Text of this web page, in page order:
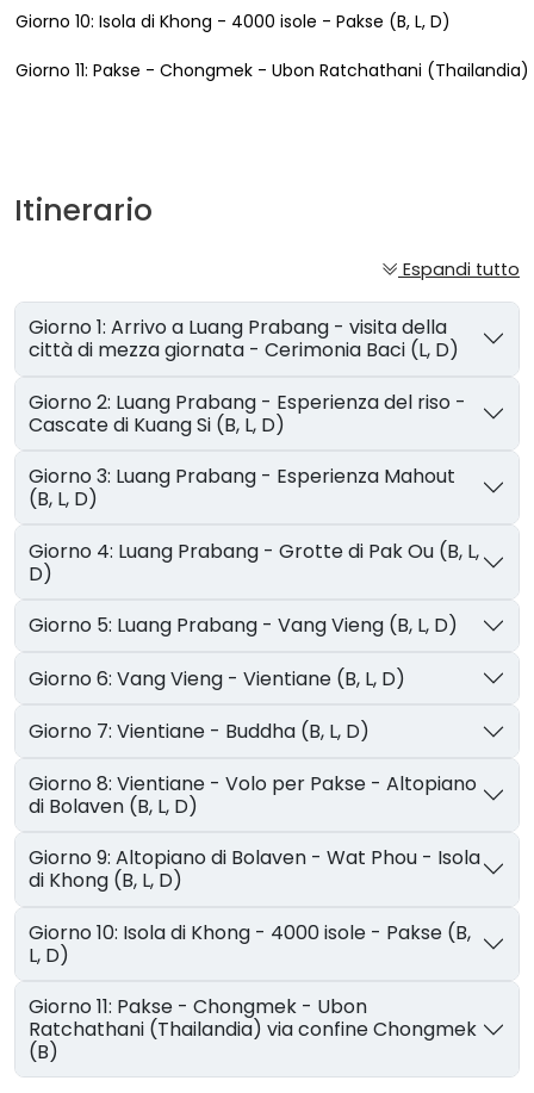
Giorno 10: Isola di Khong - 4000 isole - Pakse (B, L, D)
Giorno 11: Pakse - Chongmek - Ubon Ratchathani
Itinerario
Espandi tutto
Giorno 1: Arrivo a Luang Prabang - visita della
città di mezza giornata - Cerimonia Baci (L, D)
Giorno 2: Luang Prabang - Esperienza del riso -
Cascate di Kuang Si (B, L, D)
Giorno 3: Luang Prabang - Esperienza Mahout
(B, L, D)
Giorno 4: Luang Prabang - Grotte di Pak Ou (B, L,
D)
Giorno 5: Luang Prabang - Vang Vieng (B, L, D)
Giorno 6: Vang Vieng - Vientiane (B, L, D)
Giorno 7: Vientiane - Buddha (B, L, D)
Giorno 8: Vientiane - Volo per Pakse - Altopiano
di Bolaven (B, L, D)
Giorno 9: Altopiano di Bolaven - Wat Phou - Isola
di Khong (B, L, D)
Giorno 10: Isola di Khong - 4000 isole - Pakse (B,
L, D)
Giorno 11: Pakse - Chongmek - Ubon
Ratchathani (Thailandia) via confine Chongmek
(B)